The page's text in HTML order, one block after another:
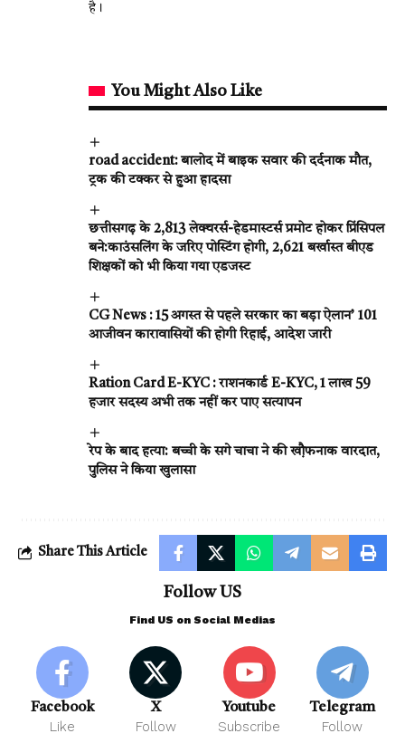
है।
You Might Also Like
road accident: बालोद में बाइक सवार की दर्दनाक मौत,
ट्रक की टक्कर से हुआ हादसा
छत्तीसगढ़ के 2,813 लेक्चरर्स-हेडमास्टर्स प्रमोट होकर प्रिंसिपल
बने:काउंसलिंग के जरिए पोस्टिंग होगी, 2,621 बर्खास्त बीएड
शिक्षकों को भी किया गया एडजस्ट
CG News : 15 अगस्त से पहले सरकार का बड़ा ऐलान’ 101
आजीवन कारावासियों की होगी रिहाई, आदेश जारी
Ration Card E-KYC : राशनकार्ड E-KYC, 1 लाख 59
हजार सदस्य अभी तक नहीं कर पाए सत्यापन
रेप के बाद हत्या: बच्ची के सगे चाचा ने की खौ़फनाक वारदात,
पुलिस ने किया खुलासा
Share This Article
Follow US
Find US on Social Medias
Facebook
Like
X
Follow
Youtube
Subscribe
Telegram
Follow